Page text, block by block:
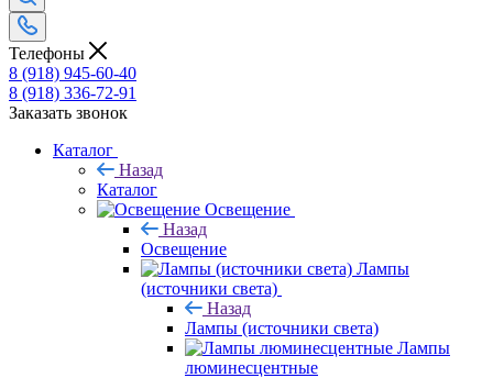
Телефоны
8 (918) 945-60-40
8 (918) 336-72-91
Заказать звонок
Каталог
Назад
Каталог
Освещение
Назад
Освещение
Лампы
(источники света)
Назад
Лампы (источники света)
Лампы
люминесцентные